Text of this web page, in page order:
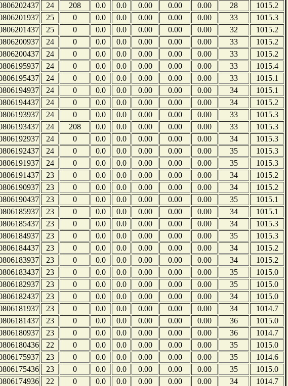
24 208 0.0 0.0 0.00 0.00 0.00 28
1015.2
25 0 0.0 0.0 0.00 0.00 0.00 33
1015.3
25 0 0.0 0.0 0.00 0.00 0.00 32
1015.2
24 0 0.0 0.0 0.00 0.00 0.00 33
1015.2
24 0 0.0 0.0 0.00 0.00 0.00 33
1015.2
24 0 0.0 0.0 0.00 0.00 0.00 33
1015.4
24 0 0.0 0.0 0.00 0.00 0.00 33
1015.1
24 0 0.0 0.0 0.00 0.00 0.00 34
1015.1
24 0 0.0 0.0 0.00 0.00 0.00 34
1015.2
24 0 0.0 0.0 0.00 0.00 0.00 33
1015.3
24 208 0.0 0.0 0.00 0.00 0.00 33
1015.3
24 0 0.0 0.0 0.00 0.00 0.00 34
1015.3
24 0 0.0 0.0 0.00 0.00 0.00 35
1015.3
24 0 0.0 0.0 0.00 0.00 0.00 35
1015.3
23 0 0.0 0.0 0.00 0.00 0.00 34
1015.2
23 0 0.0 0.0 0.00 0.00 0.00 34
1015.2
23 0 0.0 0.0 0.00 0.00 0.00 35
1015.1
23 0 0.0 0.0 0.00 0.00 0.00 34
1015.1
23 0 0.0 0.0 0.00 0.00 0.00 34
1015.3
23 0 0.0 0.0 0.00 0.00 0.00 35
1015.3
23 0 0.0 0.0 0.00 0.00 0.00 34
1015.2
23 0 0.0 0.0 0.00 0.00 0.00 34
1015.2
23 0 0.0 0.0 0.00 0.00 0.00 35
1015.0
23 0 0.0 0.0 0.00 0.00 0.00 35
1015.0
23 0 0.0 0.0 0.00 0.00 0.00 34
1015.0
23 0 0.0 0.0 0.00 0.00 0.00 34
1014.7
23 0 0.0 0.0 0.00 0.00 0.00 36
1015.0
23 0 0.0 0.0 0.00 0.00 0.00 36
1014.7
22 0 0.0 0.0 0.00 0.00 0.00 35
1015.0
23 0 0.0 0.0 0.00 0.00 0.00 35
1014.6
23 0 0.0 0.0 0.00 0.00 0.00 35
1015.0
22 0 0.0 0.0 0.00 0.00 0.00 34
1014.7